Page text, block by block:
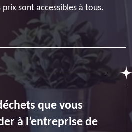
sont accessibles à tous.
que vous
à l’entreprise de